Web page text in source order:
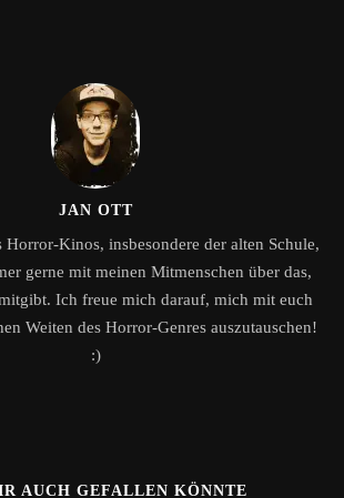
JAN OTT
Horror-Kinos, insbesondere der alten Schule,
gerne mit meinen Mitmenschen über das,
Ich freue mich darauf, mich mit euch
Weiten des Horror-Genres auszutauschen!
:)
AUCH GEFALLEN KÖNNTE